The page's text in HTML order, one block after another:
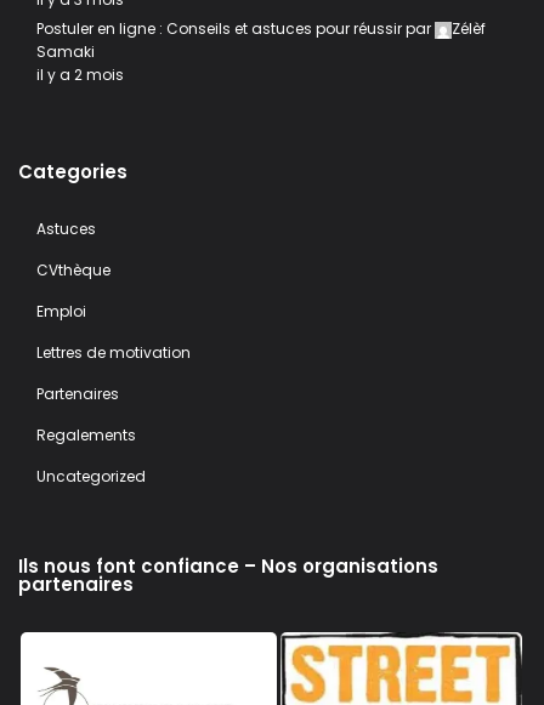
Postuler en ligne : Conseils et astuces pour réussirpar
Zélèf
Samaki
il y a 2 mois
Categories
Astuces
CVthèque
Emploi
Lettres de motivation
Partenaires
Regalements
Uncategorized
Ils nous font confiance – Nos organisations
partenaires